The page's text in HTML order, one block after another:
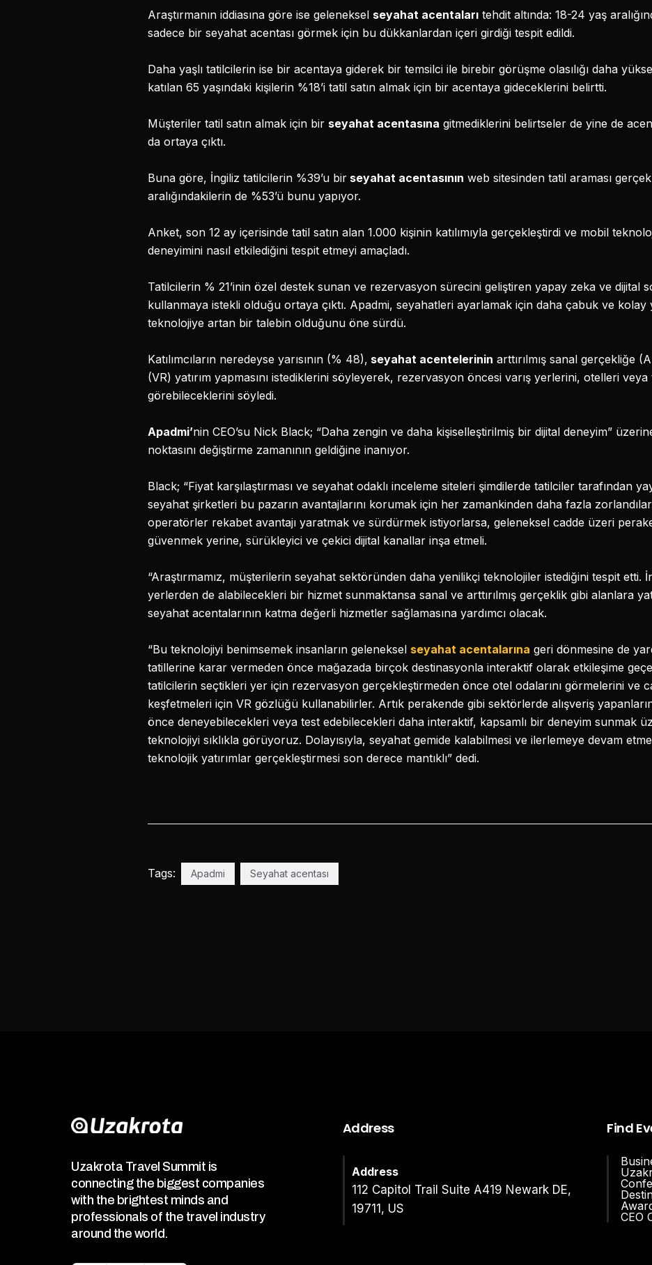
Araştırmanın iddiasına göre ise geleneksel seyahat acentaları tehdit altında: 18-24 yaş
sadece bir seyahat acentası görmek için bu dükkanlardan içeri girdiği tespit edildi.
Daha yaşlı tatilcilerin ise bir acentaya giderek bir temsilci ile birebir görüşme olasılığı daha
katılan 65 yaşındaki kişilerin %18’i tatil satın almak için bir acentaya gideceklerini belirtti.
Müşteriler tatil satın almak için bir seyahat acentasına gitmediklerini belirtseler de yine de
da ortaya çıktı.
Buna göre, İngiliz tatilcilerin %39’u bir seyahat acentasının web sitesinden tatil araması
aralığındakilerin de %53’ü bunu yapıyor.
Anket, son 12 ay içerisinde tatil satın alan 1.000 kişinin katılımıyla gerçekleştirdi ve mobil
deneyimini nasıl etkilediğini tespit etmeyi amaçladı.
Tatilcilerin % 21’inin özel destek sunan ve rezervasyon sürecini geliştiren yapay zeka ve dijital
kullanmaya istekli olduğu ortaya çıktı. Apadmi, seyahatleri ayarlamak için daha çabuk ve
teknolojiye artan bir talebin olduğunu öne sürdü.
Katılımcıların neredeyse yarısının (% 48), seyahat acentelerinin arttırılmış sanal gerçekliğe
(VR) yatırım yapmasını istediklerini söyleyerek, rezervasyon öncesi varış yerlerini, otelleri
görebileceklerini söyledi.
Apadmi’nin CEO’su Nick Black; “Daha zengin ve daha kişiselleştirilmiş bir dijital deneyim”
noktasını değiştirme zamanının geldiğine inanıyor.
Black; “Fiyat karşılaştırması ve seyahat odaklı inceleme siteleri şimdilerde tatilciler tarafından
seyahat şirketleri bu pazarın avantajlarını korumak için her zamankinden daha fazla
operatörler rekabet avantajı yaratmak ve sürdürmek istiyorlarsa, geleneksel cadde üzeri
güvenmek yerine, sürükleyici ve çekici dijital kanallar inşa etmeli.
“Araştırmamız, müşterilerin seyahat sektöründen daha yenilikçi teknolojiler istediğini tespit etti.
yerlerden de alabilecekleri bir hizmet sunmaktansa sanal ve arttırılmış gerçeklik gibi alanlara
seyahat acentalarının katma değerli hizmetler sağlamasına yardımcı olacak.
“Bu teknolojiyi benimsemek insanların geleneksel seyahat acentalarına geri dönmesine de
tatillerine karar vermeden önce mağazada birçok destinasyonla interaktif olarak etkileşime
tatilcilerin seçtikleri yer için rezervasyon gerçekleştirmeden önce otel odalarını görmelerini ve
keşfetmeleri için VR gözlüğü kullanabilirler. Artık perakende gibi sektörlerde alışveriş
önce deneyebilecekleri veya test edebilecekleri daha interaktif, kapsamlı bir deneyim sunmak
teknolojiyi sıklıkla görüyoruz. Dolayısıyla, seyahat gemide kalabilmesi ve ilerlemeye devam
teknolojik yatırımlar gerçekleştirmesi son derece mantıklı” dedi.
Tags: Apadmi Seyahat acentası
Uzakrota Travel Summit is
connecting the biggest companies
with the brightest minds and
professionals of the travel industry
around the world.
Address
Address
112 Capitol Trail Suite A419 Newark DE,
19711, US
Find
CEO